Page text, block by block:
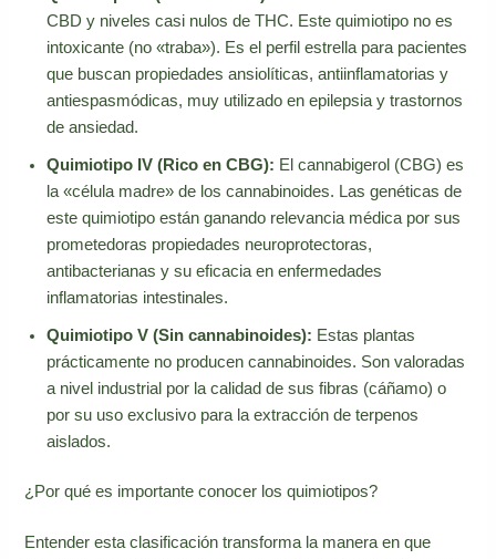
CBD y niveles casi nulos de THC. Este quimiotipo no es
intoxicante (no «traba»). Es el perfil estrella para pacientes
que buscan propiedades ansiolíticas, antiinflamatorias y
antiespasmódicas, muy utilizado en epilepsia y trastornos
de ansiedad.
Quimiotipo IV (Rico en CBG): El cannabigerol (CBG) es
la «célula madre» de los cannabinoides. Las genéticas de
este quimiotipo están ganando relevancia médica por sus
prometedoras propiedades neuroprotectoras,
antibacterianas y su eficacia en enfermedades
inflamatorias intestinales.
Quimiotipo V (Sin cannabinoides): Estas plantas
prácticamente no producen cannabinoides. Son valoradas
a nivel industrial por la calidad de sus fibras (cáñamo) o
por su uso exclusivo para la extracción de terpenos
aislados.
¿Por qué es importante conocer los quimiotipos?
Entender esta clasificación transforma la manera en que